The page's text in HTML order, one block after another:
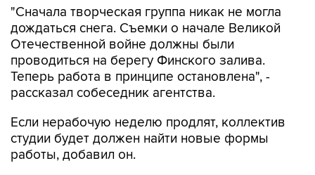
"Сначала творческая группа никак не могла
дождаться снега. Съемки о начале Великой
Отечественной войне должны были
проводиться на берегу Финского залива.
Теперь работа в принципе остановлена", -
рассказал собеседник агентства.
Если нерабочую неделю продлят, коллектив
студии будет должен найти новые формы
работы, добавил он.